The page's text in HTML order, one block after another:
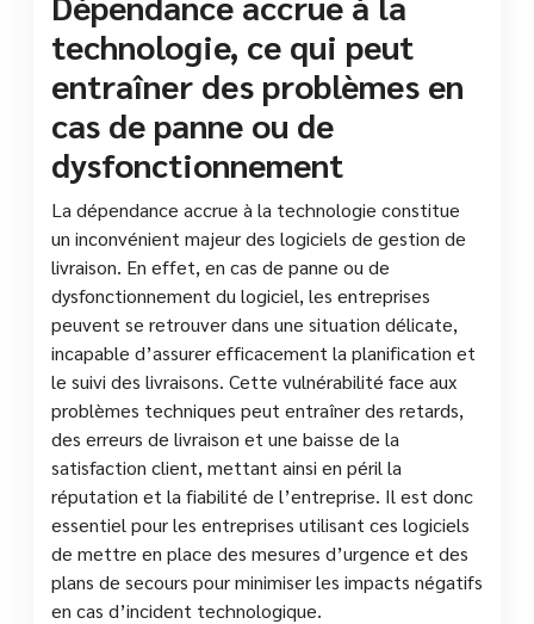
technologie, ce qui peut
entraîner des problèmes en
cas de panne ou de
dysfonctionnement
La dépendance accrue à la technologie constitue
un inconvénient majeur des logiciels de gestion de
livraison. En effet, en cas de panne ou de
dysfonctionnement du logiciel, les entreprises
peuvent se retrouver dans une situation délicate,
incapable d’assurer efficacement la planification et
le suivi des livraisons. Cette vulnérabilité face aux
problèmes techniques peut entraîner des retards,
des erreurs de livraison et une baisse de la
satisfaction client, mettant ainsi en péril la
réputation et la fiabilité de l’entreprise. Il est donc
essentiel pour les entreprises utilisant ces logiciels
de mettre en place des mesures d’urgence et des
plans de secours pour minimiser les impacts négatifs
en cas d’incident technologique.